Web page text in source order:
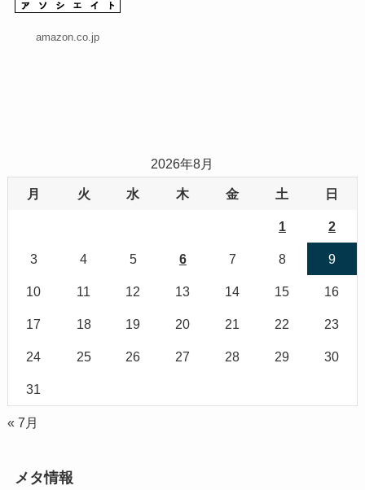
amazon.co.jp
2026年8月
月 火 水 木 金 土 日
1 2
3 4 5 6 7 8 9
10 11 12 13 14 15 16
17 18 19 20 21 22 23
24 25 26 27 28 29 30
31
« 7月
メタ情報